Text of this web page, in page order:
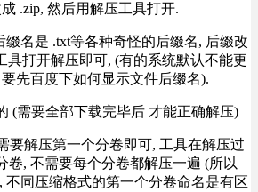
.zip, 然后用解压工具打开.
缀名是 .txt等各种奇怪的后缀名, 后缀改
具打开解压即可, (有的系统默认不能更
先百度下如何显示文件后缀名).
(需要全部下载完毕后 才能正确解压)
要解压第一个分卷即可, 工具在解压过
卷, 不需要每个分卷都解压一遍 (所以
不同压缩格式的第一个分卷命名是有区